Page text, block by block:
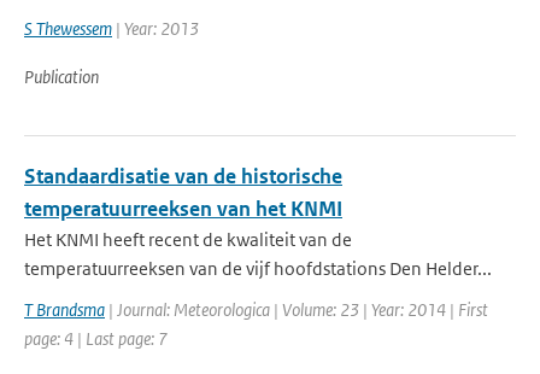
S Thewessem | Year: 2013
Publication
Standaardisatie van de historische
temperatuurreeksen van het KNMI
Het KNMI heeft recent de kwaliteit van de
temperatuurreeksen van de vijf hoofdstations Den Helder...
T Brandsma | Journal: Meteorologica | Volume: 23 | Year: 2014 | First
page: 4 | Last page: 7